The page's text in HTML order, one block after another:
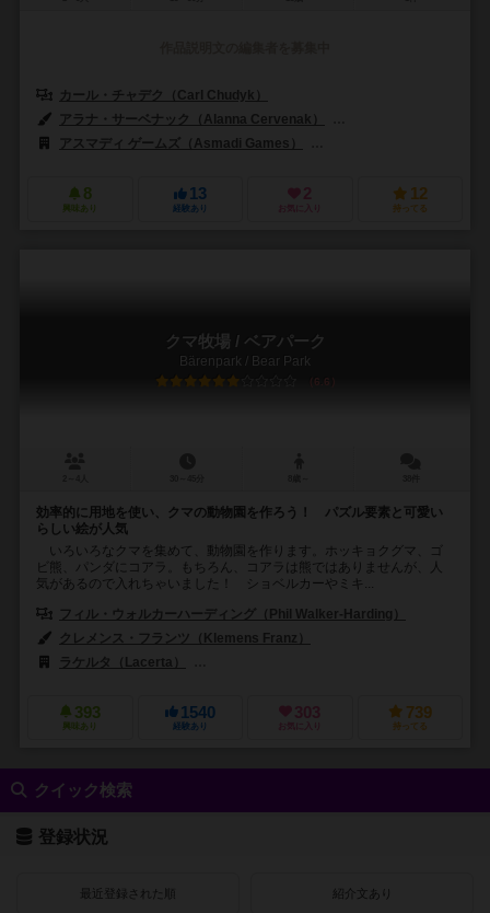
カール・チャデク（Carl Chudyk）
アラナ・サーベナック（Alanna Cervenak）
アスマディ ゲームズ（Asmadi Games）
8
興味あり
13
経験あり
2
お気に入り
12
持ってる
クマ牧場 / ベアパーク
Bärenpark / Bear Park
6.6
効率的に用地を使い、クマの動物園を作ろう！ パズル要素と可愛い
らしい絵が人気
いろいろなクマを集めて、動物園を作ります。ホッキョクグマ、ゴ
ビ熊、パンダにコアラ。もちろん、コアラは熊ではありませんが、人
気があるので入れちゃいました！ ショベルカーやミキ...
フィル・ウォルカーハーディング（Phil Walker-Harding）
クレメンス・フランツ（Klemens Franz）
ラケルタ（Lacerta）
393
興味あり
1540
経験あり
303
お気に入り
739
持ってる
クイック検索
登録状況
最近登録された順 紹介文あり